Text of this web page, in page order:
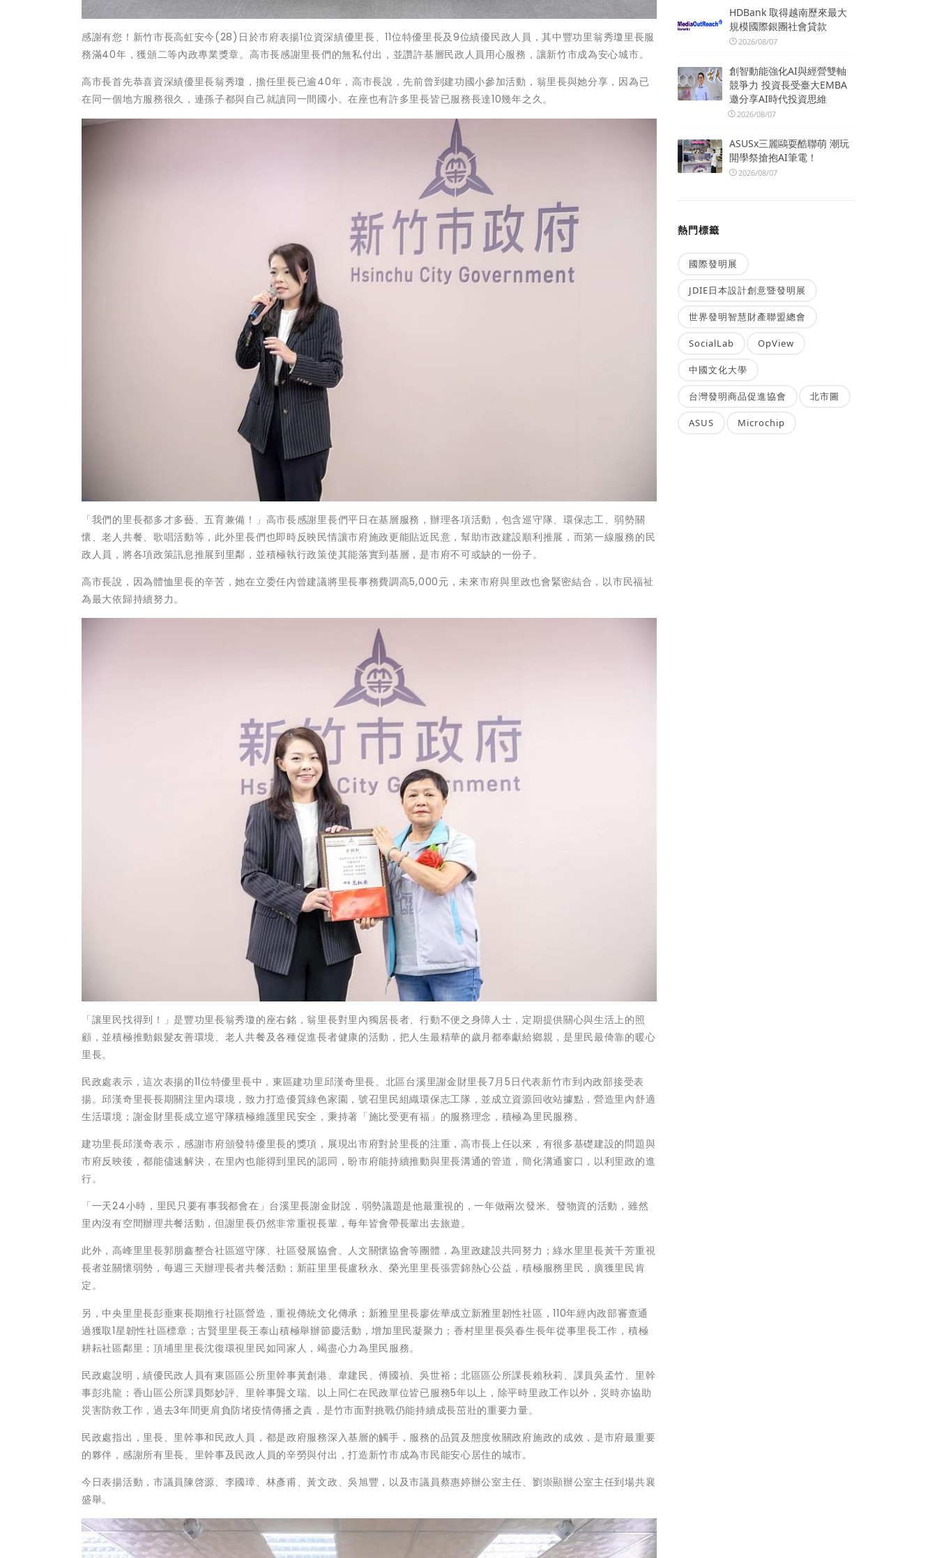
感謝有您！新竹市長高虹安今(28)日於市府表揚1位資深績優里長、11位特優里長及9位績優民政人員，其中豐功里翁秀瓊里長服
務滿40年，獲頒二等內政專業獎章。高市長感謝里長們的無私付出，並讚許基層民政人員用心服務，讓新竹市成為安心城市。
高市長首先恭喜資深績優里長翁秀瓊，擔任里長已逾40年，高市長說，先前曾到建功國小參加活動，翁里長與她分享，因為已
在同一個地方服務很久，連孫子都與自己就讀同一間國小。在座也有許多里長皆已服務長達10幾年之久。
「我們的里長都多才多藝、五育兼備！」高市長感謝里長們平日在基層服務，辦理各項活動，包含巡守隊、環保志工、弱勢關
懷、老人共餐、歌唱活動等，此外里長們也即時反映民情讓市府施政更能貼近民意，幫助市政建設順利推展，而第一線服務的民
政人員，將各項政策訊息推展到里鄰，並積極執行政策使其能落實到基層，是市府不可或缺的一份子。
高市長說，因為體恤里長的辛苦，她在立委任內曾建議將里長事務費調高5,000元，未來市府與里政也會緊密結合，以市民福祉
為最大依歸持續努力。
「讓里民找得到！」是豐功里長翁秀瓊的座右銘，翁里長對里內獨居長者、行動不便之身障人士，定期提供關心與生活上的照
顧，並積極推動銀髮友善環境、老人共餐及各種促進長者健康的活動，把人生最精華的歲月都奉獻給鄉親，是里民最倚靠的暖心
里長。
民政處表示，這次表揚的11位特優里長中，東區建功里邱漢奇里長、北區台溪里謝金財里長7月5日代表新竹市到內政部接受表
揚。邱漢奇里長長期關注里內環境，致力打造優質綠色家園，號召里民組織環保志工隊，並成立資源回收站據點，營造里內舒適
生活環境；謝金財里長成立巡守隊積極維護里民安全，秉持著「施比受更有福」的服務理念，積極為里民服務。
建功里長邱漢奇表示，感謝市府頒發特優里長的獎項，展現出市府對於里長的注重，高市長上任以來，有很多基礎建設的問題與
市府反映後，都能儘速解決，在里內也能得到里民的認同，盼市府能持續推動與里長溝通的管道，簡化溝通窗口，以利里政的進
行。
「一天24小時，里民只要有事我都會在」台溪里長謝金財說，弱勢議題是他最重視的，一年做兩次發米、發物資的活動，雖然
里內沒有空間辦理共餐活動，但謝里長仍然非常重視長輩，每年皆會帶長輩出去旅遊。
此外，高峰里里長郭朋鑫整合社區巡守隊、社區發展協會、人文關懷協會等團體，為里政建設共同努力；綠水里里長黃千芳重視
長者並關懷弱勢，每週三天辦理長者共餐活動；新莊里里長盧秋永、榮光里里長張雲錦熱心公益，積極服務里民，廣獲里民肯
定。
另，中央里里長彭垂東長期推行社區營造，重視傳統文化傳承；新雅里里長廖佐華成立新雅里韌性社區，110年經內政部審查通
過獲取1星韌性社區標章；古賢里里長王泰山積極舉辦節慶活動，增加里民凝聚力；香村里里長吳春生長年從事里長工作，積極
耕耘社區鄰里；頂埔里里長沈復環視里民如同家人，竭盡心力為里民服務。
民政處說明，績優民政人員有東區區公所里幹事黃創港、韋建民、傅國禎、吳世裕；北區區公所課長賴秋莉、課員吳孟竹、里幹
事彭兆龍；香山區公所課員鄭妙評、里幹事龔文瑞。以上同仁在民政單位皆已服務5年以上，除平時里政工作以外，災時亦協助
災害防救工作，過去3年間更肩負防堵疫情傳播之責，是竹市面對挑戰仍能持續成長茁壯的重要力量。
民政處指出，里長、里幹事和民政人員，都是政府服務深入基層的觸手，服務的品質及態度攸關政府施政的成效，是市府最重要
的夥伴，感謝所有里長、里幹事及民政人員的辛勞與付出，打造新竹市成為市民能安心居住的城市。
今日表揚活動，市議員陳啓源、李國璋、林彥甫、黃文政、吳旭豐，以及市議員蔡惠婷辦公室主任、劉崇顯辦公室主任到場共襄
盛舉。
HDBank 取得越南歷來最大
規模國際銀團社會貸款
2026/08/07
創智動能強化AI與經營雙軸
競爭力 投資長受臺大EMBA
邀分享AI時代投資思維
2026/08/07
ASUSx三麗鷗耍酷聯萌 潮玩
開學祭搶抱AI筆電！
2026/08/07
熱門標籤
國際發明展
JDIE日本設計創意暨發明展
世界發明智慧財產聯盟總會
SocialLab OpView
中國文化大學
台灣發明商品促進協會 北市圖
ASUS Microchip